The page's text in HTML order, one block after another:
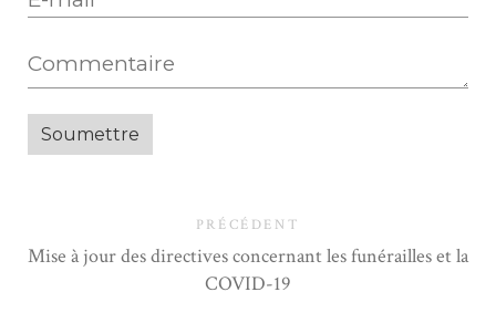
PRÉCÉDENT
Mise à jour des directives concernant les funérailles et la
COVID-19